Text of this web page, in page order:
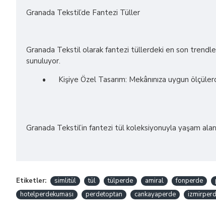
Granada Tekstil’de Fantezi Tüller
Granada Tekstil olarak fantezi tüllerdeki en son
sunuluyor.
•
Kişiye Özel Tasarım: Mekânınıza uygun
Granada Tekstil’in fantezi tül koleksiyonuyla yaşam
Etiketler: simlitül tül tülperde amiral fonperde
hotelperdekuması
perdetoptan cankayaperde